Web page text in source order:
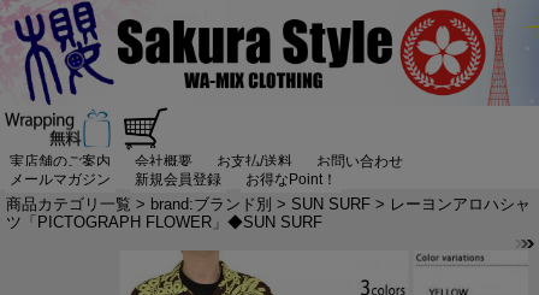
実店舗のご案内 会社概要 お支払/送料
お問い合わせ
メールマガジン
新規会員登録 お得なPoint！
商品カテゴリ一覧 > brand:ブランド別 > SUN SURF > レーヨンアロハシャ
ツ「PICTOGRAPH FLOWER」◆SUN SURF